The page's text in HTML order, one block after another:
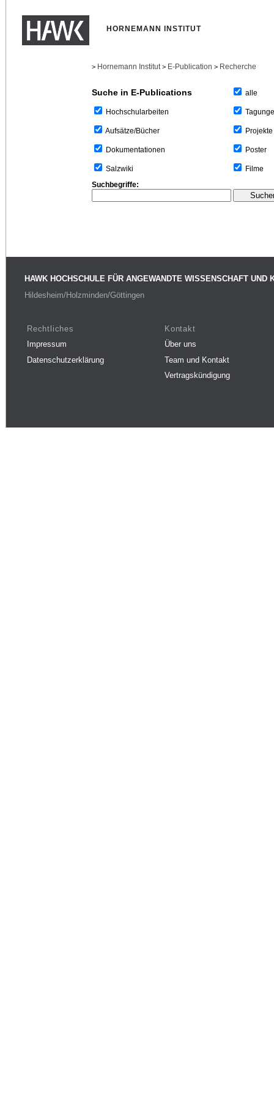
HORNEMANN INSTITUT
> Hornemann Institut > E-Publication > Recherche
Suche in E-Publications
Hochschularbeiten
Aufsätze/Bücher
Dokumentationen
Salzwiki
alle
Projekte
Poster
Filme
Suchbegriffe:
HAWK HOCHSCHULE FÜR ANGEWANDTE WISSENSCHAFT UND
Hildesheim/Holzminden/Göttingen
Rechtliches
Impressum
Datenschutzerklärung
Kontakt
Über uns
Team und Kontakt
Vertragskündigung